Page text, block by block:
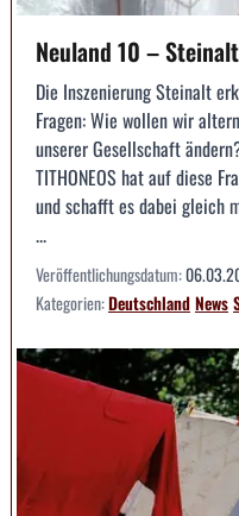
Neuland 10 –
Die Inszenierung Steinalt
Fragen: Wie wollen wir
unserer Gesellschaft
TITHONEOS hat auf diese
und schafft es dabei gleich
...
Veröffentlichungsdatum:
Kategorien:DeutschlandNews